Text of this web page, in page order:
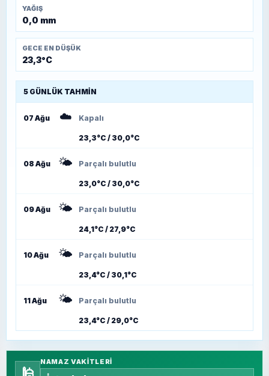
YAĞIŞ
0,0 mm
GECE EN DÜŞÜK
23,3°C
5 GÜNLÜK TAHMIN
07 Ağu ☁️ Kapalı
23,3°C / 30,0°C
08 Ağu 🌤️ Parçalı bulutlu
23,0°C / 30,0°C
09 Ağu 🌤️ Parçalı bulutlu
24,1°C / 27,9°C
10 Ağu 🌤️ Parçalı bulutlu
23,4°C / 30,1°C
11 Ağu 🌤️ Parçalı bulutlu
23,4°C / 29,0°C
NAMAZ VAKITLERI